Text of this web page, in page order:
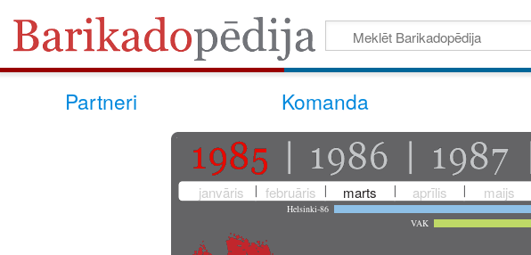
Partneri Komanda
janvāris februāris marts aprīlis maijs
Helsinki-86
VAK